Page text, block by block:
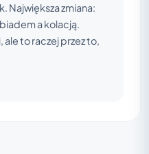
Największa zmiana:
a kolacją.
to raczej przez to,